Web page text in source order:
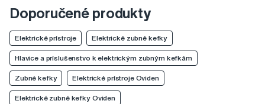
Doporučené produkty
Elektrické prístroje Elektrické zubné kefky
Hlavice a príslušenstvo k elektrickým zubným kefkám
Zubné kefky Elektrické prístroje Oviden
Elektrické zubné kefky Oviden